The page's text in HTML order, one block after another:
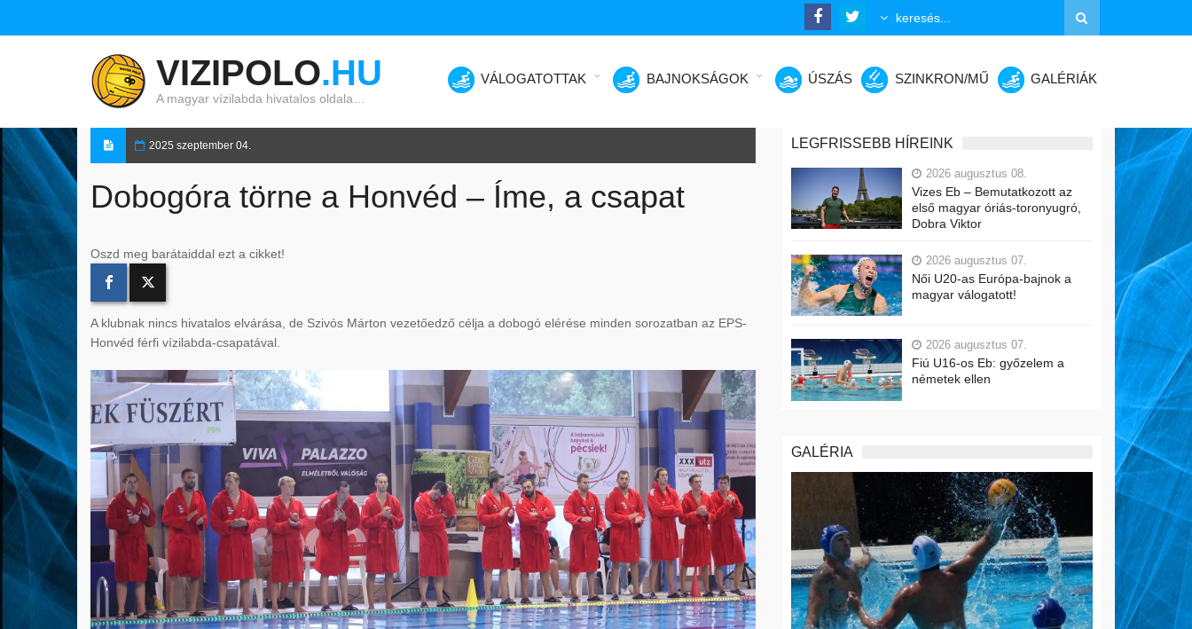
VIZIPOLO.HU
A magyar vízilabda hivatalos oldala…
VÁLOGATOTTAK BAJNOKSÁGOK ÚSZÁS SZINKRON/MŰ GALÉRIÁK
2025 szeptember 04.
Dobogóra törne a Honvéd – Íme, a csapat
Oszd meg barátaiddal ezt a cikket!
A klubnak nincs hivatalos elvárása, de Szivós Márton vezetőedző célja a dobogó elérése minden sorozatban az EPS-
Honvéd férfi vízilabda-csapatával.
LEGFRISSEBB HÍREINK
2026 augusztus 08.
Vizes Eb – Bemutatkozott az
első magyar óriás-toronyugró,
Dobra Viktor
2026 augusztus 07.
Női U20-as Európa-bajnok a
magyar válogatott!
2026 augusztus 07.
Fiú U16-os Eb: győzelem a
németek ellen
GALÉRIA